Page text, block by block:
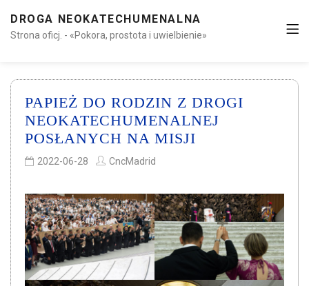
DROGA NEOKATECHUMENALNA
Strona oficj. - «Pokora, prostota i uwielbienie»
PAPIEŻ DO RODZIN Z DROGI
NEOKATECHUMENALNEJ
POSŁANYCH NA MISJI
2022-06-28 CncMadrid